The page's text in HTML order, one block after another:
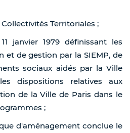
Territoriales ;
janvier 1979 définissant les
et de gestion par la SIEMP, de
sociaux aidés par la Ville
dispositions relatives aux
de la Ville de Paris dans le
;
d'aménagement conclue le